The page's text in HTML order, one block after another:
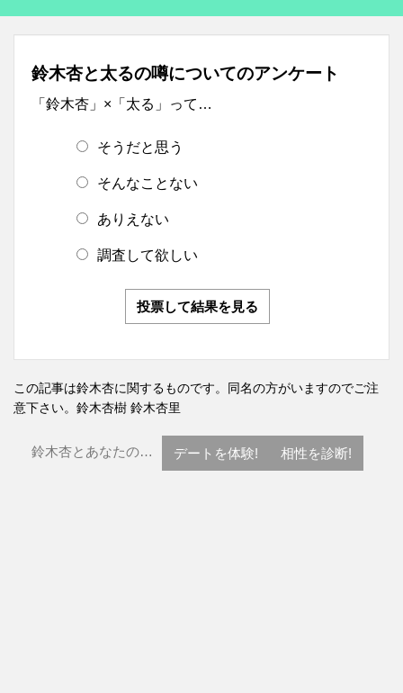
鈴木杏と太るの噂についてのアンケート
「鈴木杏」×「太る」って…
そうだと思う
そんなことない
ありえない
調査して欲しい
投票して結果を見る
この記事は鈴木杏に関するものです。同名の方がいますのでご注
意下さい。 鈴木杏樹 鈴木杏里
鈴木杏とあなたの… デートを体験! 相性を診断!